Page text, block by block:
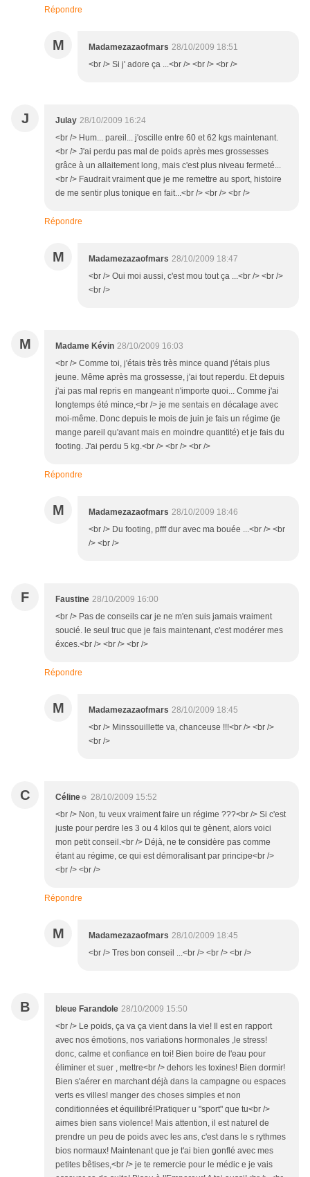
Répondre
M Madamezazaofmars 28/10/2009 18:51
<br /> Si j' adore ça ...<br /> <br /> <br />
J Julay 28/10/2009 16:24
<br /> Hum... pareil... j'oscille entre 60 et 62 kgs maintenant.
<br /> J'ai perdu pas mal de poids après mes grossesses
grâce à un allaitement long, mais c'est plus niveau fermeté...
<br /> Faudrait vraiment que je me remettre au sport, histoire
de me sentir plus tonique en fait...<br /> <br /> <br />
Répondre
M Madamezazaofmars 28/10/2009 18:47
<br /> Oui moi aussi, c'est mou tout ça ...<br /> <br />
<br />
M Madame Kévin 28/10/2009 16:03
<br /> Comme toi, j'étais très très mince quand j'étais plus
jeune. Même après ma grossesse, j'ai tout reperdu. Et depuis
j'ai pas mal repris en mangeant n'importe quoi... Comme j'ai
longtemps été mince,<br /> je me sentais en décalage avec
moi-même. Donc depuis le mois de juin je fais un régime (je
mange pareil qu'avant mais en moindre quantité) et je fais du
footing. J'ai perdu 5 kg.<br /> <br /> <br />
Répondre
M Madamezazaofmars 28/10/2009 18:46
<br /> Du footing, pfff dur avec ma bouée ...<br /> <br
/> <br />
F Faustine 28/10/2009 16:00
<br /> Pas de conseils car je ne m'en suis jamais vraiment
soucié. le seul truc que je fais maintenant, c'est modérer mes
éxces.<br /> <br /> <br />
Répondre
M Madamezazaofmars 28/10/2009 18:45
<br /> Minssouillette va, chanceuse !!!<br /> <br />
<br />
C Céline☼ 28/10/2009 15:52
<br /> Non, tu veux vraiment faire un régime ???<br /> Si c'est
juste pour perdre les 3 ou 4 kilos qui te gènent, alors voici
mon petit conseil.<br /> Déjà, ne te considère pas comme
étant au régime, ce qui est démoralisant par principe<br />
<br /> <br />
Répondre
M Madamezazaofmars 28/10/2009 18:45
<br /> Tres bon conseil ...<br /> <br /> <br />
B bleue Farandole 28/10/2009 15:50
<br /> Le poids, ça va ça vient dans la vie! Il est en rapport
avec nos émotions, nos variations hormonales ,le stress!
donc, calme et confiance en toi! Bien boire de l'eau pour
éliminer et suer , mettre<br /> dehors les toxines! Bien dormir!
Bien s'aérer en marchant déjà dans la campagne ou espaces
verts es villes! manger des choses simples et non
conditionnées et équilibré!Pratiquer u "sport" que tu<br />
aimes bien sans violence! Mais attention, il est naturel de
prendre un peu de poids avec les ans, c'est dans le s rythmes
bios normaux! Maintenant que je t'ai bien gonflé avec mes
petites bêtises,<br /> je te remercie pour le médic e je vais